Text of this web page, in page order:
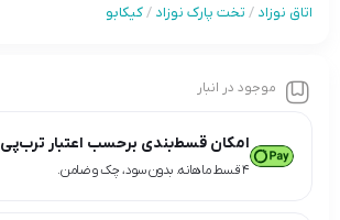
اتاق نوزاد / تخت پارک نوزاد /کیکابو
موجود در انبار
امکان قسط‌بندی برحسب اعتبار ترب‌پی
۴ قسط ماهانه. بدون سود، چک و ضامن.